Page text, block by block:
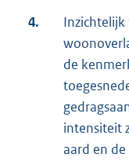
4.
de
intensiteit
aard en